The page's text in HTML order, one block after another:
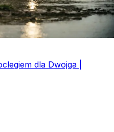
dla Dwojga |